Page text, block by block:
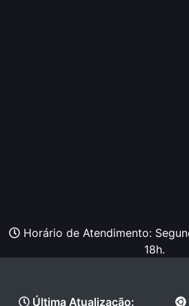
Horário de Atendimento:
18h.
Última Atualização: